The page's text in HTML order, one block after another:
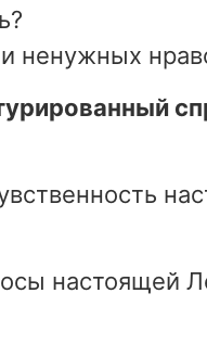
ненужных
настоящей